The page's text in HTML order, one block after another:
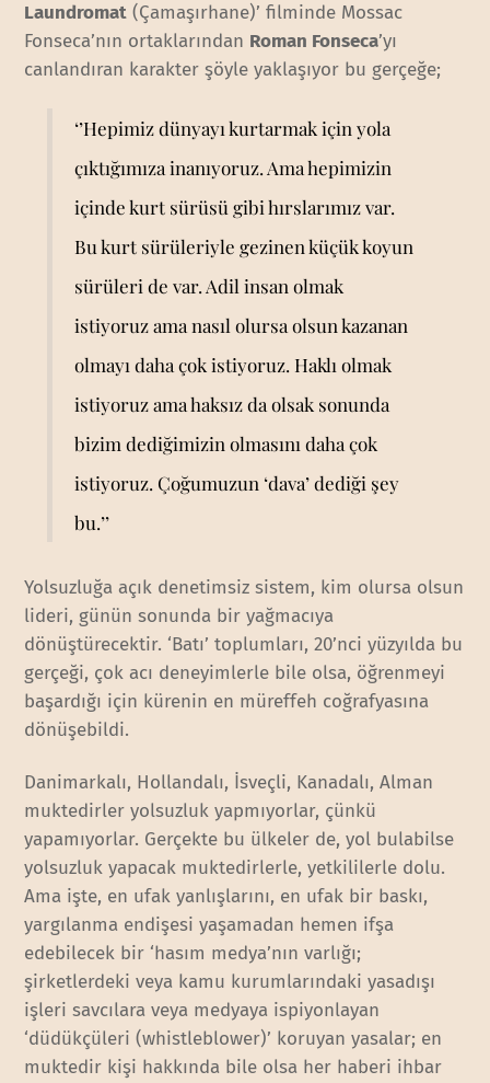
Laundromat (Çamaşırhane)’ filminde Mossac
Fonseca’nın ortaklarından Roman Fonseca’yı
canlandıran karakter şöyle yaklaşıyor bu gerçeğe;
‘’Hepimiz dünyayı kurtarmak için yola
çıktığımıza inanıyoruz. Ama hepimizin
içinde kurt sürüsü gibi hırslarımız var.
Bu kurt sürüleriyle gezinen küçük koyun
sürüleri de var. Adil insan olmak
istiyoruz ama nasıl olursa olsun kazanan
olmayı daha çok istiyoruz. Haklı olmak
istiyoruz ama haksız da olsak sonunda
bizim dediğimizin olmasını daha çok
istiyoruz. Çoğumuzun ‘dava’ dediği şey
bu.’’
Yolsuzluğa açık denetimsiz sistem, kim olursa olsun
lideri, günün sonunda bir yağmacıya
dönüştürecektir. ‘Batı’ toplumları, 20’nci yüzyılda bu
gerçeği, çok acı deneyimlerle bile olsa, öğrenmeyi
başardığı için kürenin en müreffeh coğrafyasına
dönüşebildi.
Danimarkalı, Hollandalı, İsveçli, Kanadalı, Alman
muktedirler yolsuzluk yapmıyorlar, çünkü
yapamıyorlar. Gerçekte bu ülkeler de, yol bulabilse
yolsuzluk yapacak muktedirlerle, yetkililerle dolu.
Ama işte, en ufak yanlışlarını, en ufak bir baskı,
yargılanma endişesi yaşamadan hemen ifşa
edebilecek bir ‘hasım medya’nın varlığı;
şirketlerdeki veya kamu kurumlarındaki yasadışı
işleri savcılara veya medyaya ispiyonlayan
‘düdükçüleri (whistleblower)’ koruyan yasalar; en
muktedir kişi hakkında bile olsa her haberi ihbar